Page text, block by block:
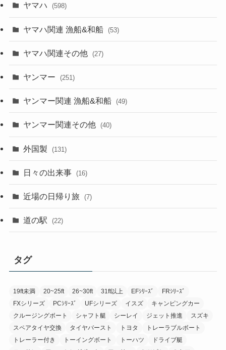
ヤマハ (598)
ヤマハ関連 漁船&和船 (53)
ヤマハ関連その他 (27)
ヤンマー (251)
ヤンマー関連 漁船&和船 (49)
ヤンマー関連その他 (40)
外国製 (131)
日々の出来事 (16)
近場の日帰り旅 (7)
道の駅 (22)
タグ
19ft未満 20~25ft 26~30ft 31ft以上 EFｼﾘｰｽﾞ
FRｼﾘｰｽﾞ
FXシリーズ
PCｼﾘｰｽﾞ UFシリーズ イスズ
キャンピングカー
クルージングボート
シャフト艇 シーレイ ジェット推進
スズキ
スペアタイヤ交換
タイヤバースト トヨタ
トレーラブルボート
トレーラー付き
トーイングボート トーハツ
ドライブ艇